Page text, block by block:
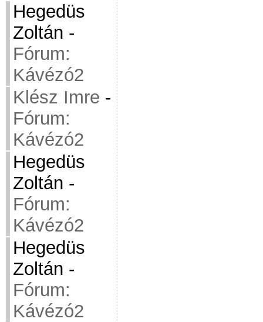
Hegedüs
Zoltán -
Fórum:
Kávézó2
Klész Imre -
Fórum:
Kávézó2
Hegedüs
Zoltán -
Fórum:
Kávézó2
Hegedüs
Zoltán -
Fórum:
Kávézó2